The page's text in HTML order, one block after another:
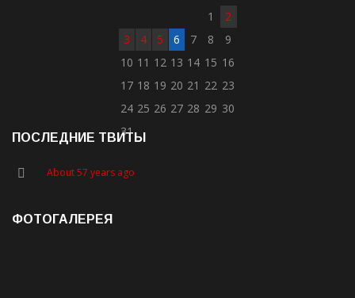
1
2
3
4 5 6 7 8
9
10 11 12 13 14 15 16
17 18 19 20 21 22 23
24 25 26 27 28 29 30
31
ПОСЛЕДНИЕ ТВИТЫ
About 57 years ago
ФОТОГАЛЕРЕЯ